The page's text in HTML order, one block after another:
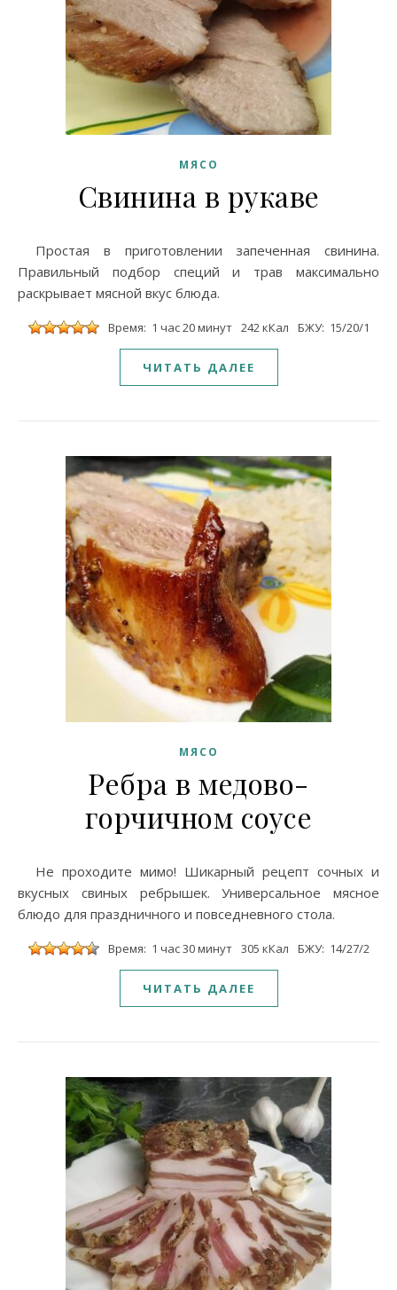
МЯСО
Свинина в рукаве
Простая в приготовлении запеченная свинина.
Правильный подбор специй и трав максимально
раскрывает мясной вкус блюда.
Время: 1 час 20 минут 242 кКал БЖУ: 15/20/1
ЧИТАТЬ ДАЛЕЕ
МЯСО
Ребра в медово-
горчичном соусе
Не проходите мимо! Шикарный рецепт сочных и
вкусных свиных ребрышек. Универсальное мясное
блюдо для праздничного и повседневного стола.
Время: 1 час 30 минут 305 кКал БЖУ: 14/27/2
ЧИТАТЬ ДАЛЕЕ